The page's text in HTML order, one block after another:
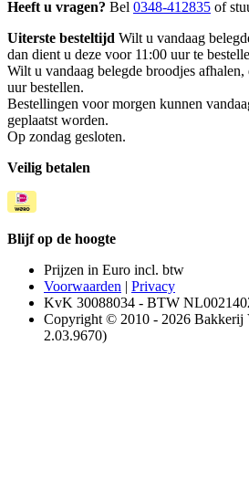
Heeft u vragen? Bel 0348-412835 of
Uiterste besteltijd Wilt u vandaag
dan dient u deze voor 11:00 uur te
Wilt u vandaag belegde broodjes
uur bestellen.
Bestellingen voor morgen kunnen
geplaatst worden.
Op zondag gesloten.
Veilig betalen
Blijf op de hoogte
Prijzen in Euro incl. btw
Voorwaarden | Privacy
KvK 30088034 - BTW
Copyright © 2010 - 2026 Bakkerij
2.03.9670)